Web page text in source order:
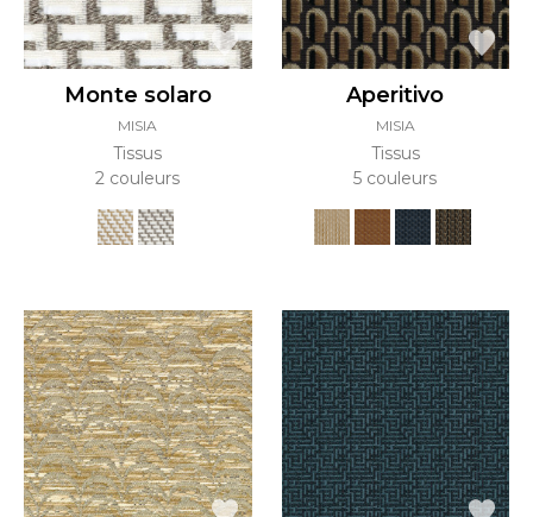
Monte solaro
MISIA
Tissus
2 couleurs
Aperitivo
MISIA
Tissus
5 couleurs